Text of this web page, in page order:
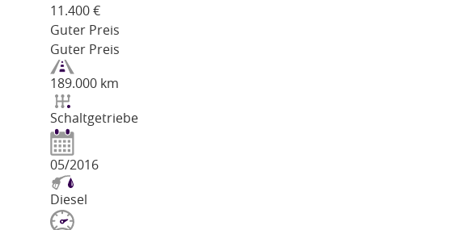
11.400 €
Guter Preis
Guter Preis
189.000 km
Schaltgetriebe
05/2016
Diesel